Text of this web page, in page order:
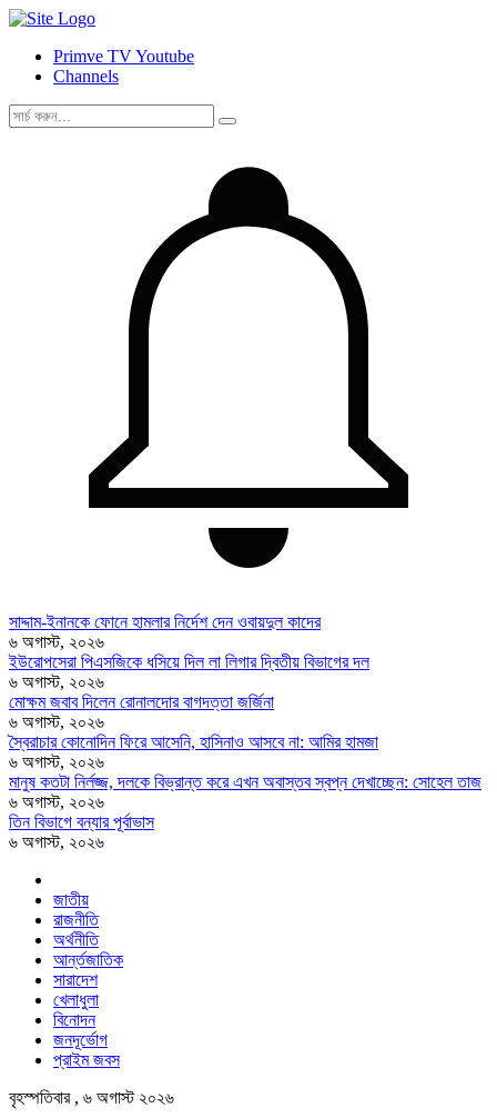
Primve TV Youtube
Channels
সাদ্দাম-ইনানকে ফোনে হামলার নির্দেশ দেন ওবায়দুল কাদের
৬ অগাস্ট, ২০২৬
ইউরোপসেরা পিএসজিকে ধসিয়ে দিল লা লিগার দ্বিতীয় বিভাগের দল
৬ অগাস্ট, ২০২৬
মোক্ষম জবাব দিলেন রোনালদোর বাগদত্তা জর্জিনা
৬ অগাস্ট, ২০২৬
স্বৈরাচার কোনোদিন ফিরে আসেনি, হাসিনাও আসবে না: আমির হামজা
৬ অগাস্ট, ২০২৬
মানুষ কতটা নির্লজ্জ, দলকে বিভ্রান্ত করে এখন অবাস্তব স্বপ্ন দেখাচ্ছেন: সোহেল তাজ
৬ অগাস্ট, ২০২৬
তিন বিভাগে বন্যার পূর্বাভাস
৬ অগাস্ট, ২০২৬
জাতীয়
রাজনীতি
অর্থনীতি
আর্ন্তজাতিক
সারাদেশ
খেলাধুলা
বিনোদন
জনদূর্ভোগ
প্রাইম জবস
বৃহস্পতিবার , ৬ অগাস্ট ২০২৬